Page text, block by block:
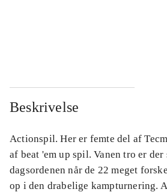
Beskrivelse
Actionspil. Her er femte del af
af beat 'em up spil. Vanen tro er der
dagsordenen når de 22 meget
op i den drabelige kampturnering.